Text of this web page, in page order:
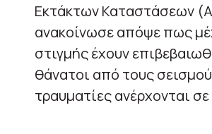
Εκτάκτων Καταστάσεων
ανακοίνωσε απόψε πως
στιγμής έχουν
θάνατοι από τους
τραυματίες ανέρχονται σε